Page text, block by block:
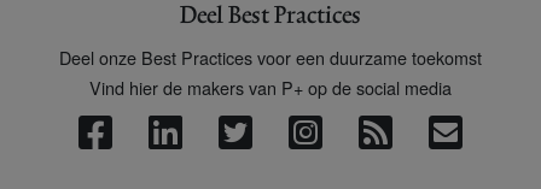
Deel Best Practices
Deel onze Best Practices voor een duurzame toekomst
Vind hier de makers van P+ op de social media